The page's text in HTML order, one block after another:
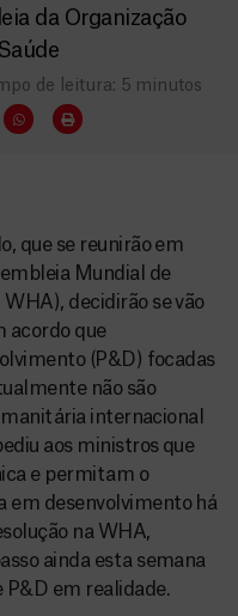
da Organização
de leitura: 5 minutos
que se reunirão em
Mundial de
decidirão se vão
acordo que
(P&D) focadas
não são
internacional
aos ministros que
e permitam o
em desenvolvimento há
na WHA,
ainda esta semana
em realidade.